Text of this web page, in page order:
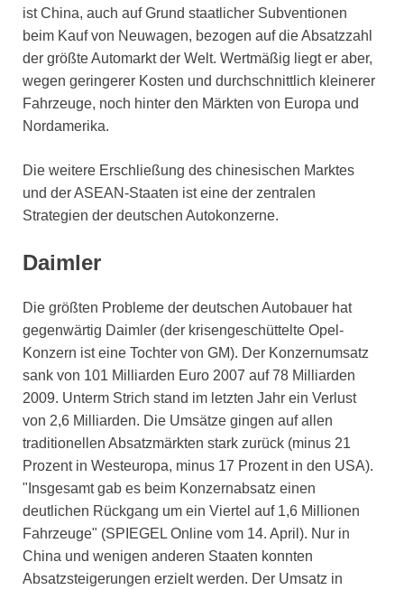
ist China, auch auf Grund staatlicher Subventionen
beim Kauf von Neuwagen, bezogen auf die Absatzzahl
der größte Automarkt der Welt. Wertmäßig liegt er aber,
wegen geringerer Kosten und durchschnittlich kleinerer
Fahrzeuge, noch hinter den Märkten von Europa und
Nordamerika.
Die weitere Erschließung des chinesischen Marktes
und der ASEAN-Staaten ist eine der zentralen
Strategien der deutschen Autokonzerne.
Daimler
Die größten Probleme der deutschen Autobauer hat
gegenwärtig Daimler (der krisengeschüttelte Opel-
Konzern ist eine Tochter von GM). Der Konzernumsatz
sank von 101 Milliarden Euro 2007 auf 78 Milliarden
2009. Unterm Strich stand im letzten Jahr ein Verlust
von 2,6 Milliarden. Die Umsätze gingen auf allen
traditionellen Absatzmärkten stark zurück (minus 21
Prozent in Westeuropa, minus 17 Prozent in den USA).
"Insgesamt gab es beim Konzernabsatz einen
deutlichen Rückgang um ein Viertel auf 1,6 Millionen
Fahrzeuge" (SPIEGEL Online vom 14. April). Nur in
China und wenigen anderen Staaten konnten
Absatzsteigerungen erzielt werden. Der Umsatz in